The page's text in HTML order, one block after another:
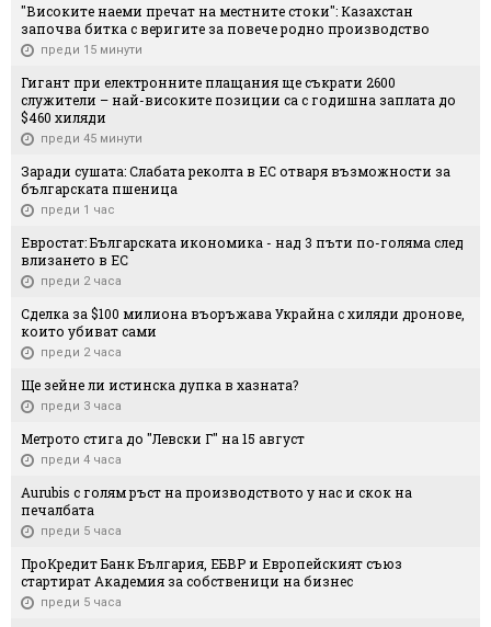
"Високите наеми пречат на местните стоки": Казахстан
започва битка с веригите за повече родно производство
преди 15 минути
Гигант при електронните плащания ще съкрати 2600
служители – най-високите позиции са с годишна заплата до
$460 хиляди
преди 45 минути
Заради сушата: Слабата реколта в ЕС отваря възможности за
българската пшеница
преди 1 час
Евростат: Българската икономика - над 3 пъти по-голяма след
влизането в ЕС
преди 2 часа
Сделка за $100 милиона въоръжава Украйна с хиляди дронове,
които убиват сами
преди 2 часа
Ще зейне ли истинска дупка в хазната?
преди 3 часа
Метрото стига до "Левски Г" на 15 август
преди 4 часа
Aurubis с голям ръст на производството у нас и скок на
печалбата
преди 5 часа
ПроКредит Банк България, ЕБВР и Европейският съюз
стартират Академия за собственици на бизнес
преди 5 часа